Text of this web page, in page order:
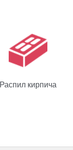
Распил кирпича